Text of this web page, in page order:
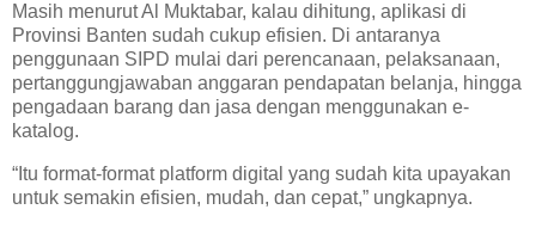
Masih menurut Al Muktabar, kalau dihitung, aplikasi di
Provinsi Banten sudah cukup efisien. Di antaranya
penggunaan SIPD mulai dari perencanaan, pelaksanaan,
pertanggungjawaban anggaran pendapatan belanja, hingga
pengadaan barang dan jasa dengan menggunakan e-
katalog.
“Itu format-format platform digital yang sudah kita upayakan
untuk semakin efisien, mudah, dan cepat,” ungkapnya.